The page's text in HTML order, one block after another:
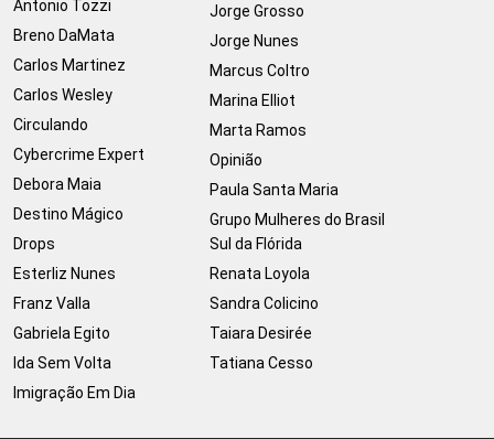
Antonio Tozzi
Breno DaMata
Carlos Martinez
Carlos Wesley
Circulando
Cybercrime Expert
Debora Maia
Destino Mágico
Drops
Esterliz Nunes
Franz Valla
Gabriela Egito
Ida Sem Volta
Imigração Em Dia
Jorge Grosso
Jorge Nunes
Marcus Coltro
Marina Elliot
Marta Ramos
Opinião
Paula Santa Maria
Grupo Mulheres do Brasil
Sul da Flórida
Renata Loyola
Sandra Colicino
Taiara Desirée
Tatiana Cesso